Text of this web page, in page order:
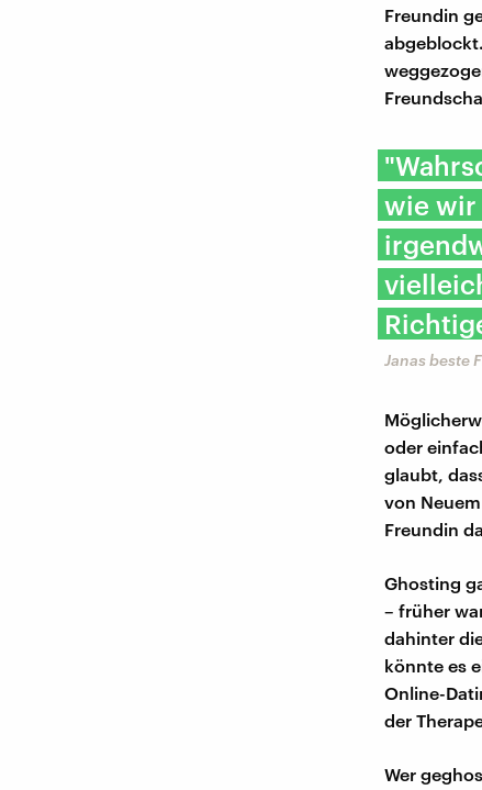
Freundin
wie wir
Janas beste
oder
glaubt,
von
Freundin
Ghosting
– früher
dahinter
könnte es
Online-
der
Wer